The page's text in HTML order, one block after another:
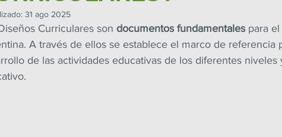
31 ago 2025
Curriculares son documentos fundamentales para el
A través de ellos se establece el marco de referencia
de las actividades educativas de los diferentes niveles